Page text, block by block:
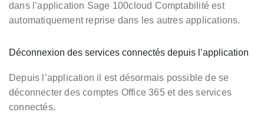
dans l’application Sage 100cloud Comptabilité est
automatiquement reprise dans les autres applications.
Déconnexion des services connectés depuis l’application
Depuis l’application il est désormais possible de se
déconnecter des comptes Office 365 et des services
connectés.